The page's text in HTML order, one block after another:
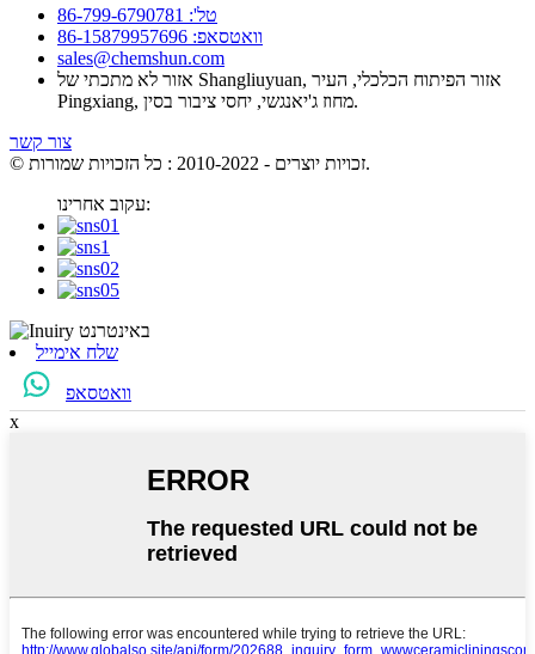
טל': 86-799-6790781
וואטסאפ: 86-15879957696
sales@chemshun.com
אזור לא מתכתי של Shangliuyuan, אזור הפיתוח הכלכלי, העיר
Pingxiang, מחוז ג'יאנגשי, יחסי ציבור בסין.
צור קשר
© זכויות יוצרים - 2010-2022 : כל הזכויות שמורות.
עקוב אחרינו:
שלח אימייל
וואטסאפ
x